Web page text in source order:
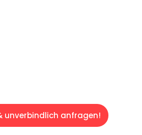
unverbindlich anfragen!